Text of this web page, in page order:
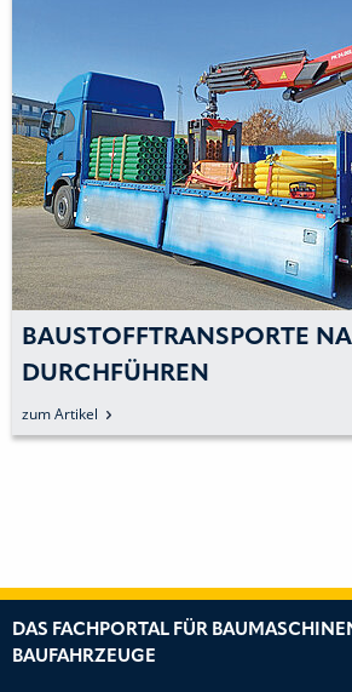
BAUSTOFFTRANSPORTE
DURCHFÜHREN
zum Artikel
DAS FACHPORTAL FÜR
BAUFAHRZEUGE